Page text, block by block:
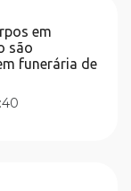
em
são
funerária de